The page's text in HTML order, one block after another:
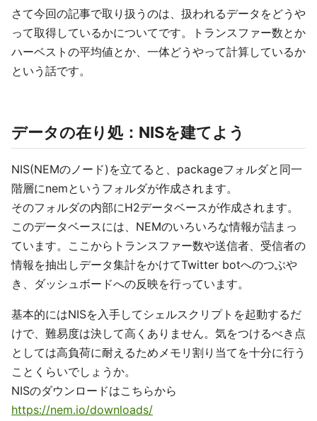
さて今回の記事で取り扱うのは、扱われるデータをどうや
って取得しているかについてです。トランスファー数とか
ハーベストの平均値とか、一体どうやって計算しているか
という話です。
データの在り処：NISを建てよう
NIS(NEMのノード)を立てると、packageフォルダと同一
階層にnemというフォルダが作成されます。
そのフォルダの内部にH2データベースが作成されます。
このデータベースには、NEMのいろいろな情報が詰まっ
ています。ここからトランスファー数や送信者、受信者の
情報を抽出しデータ集計をかけてTwitter botへのつぶや
き、ダッシュボードへの反映を行っています。
基本的にはNISを入手してシェルスクリプトを起動するだ
けで、難易度は決して高くありません。気をつけるべき点
としては高負荷に耐えるためメモリ割り当てを十分に行う
ことくらいでしょうか。
NISのダウンロードはこちらから
https://nem.io/downloads/